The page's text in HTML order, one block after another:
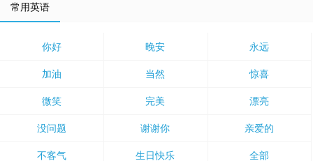
常用英语
你好 晚安 永远
加油 当然 惊喜
微笑 完美 漂亮
没问题 谢谢你 亲爱的
不客气 生日快乐 全部